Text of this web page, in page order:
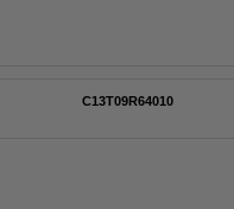
C13T09R64010